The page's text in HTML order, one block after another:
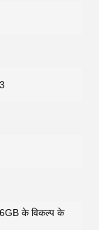
के विकल्प के